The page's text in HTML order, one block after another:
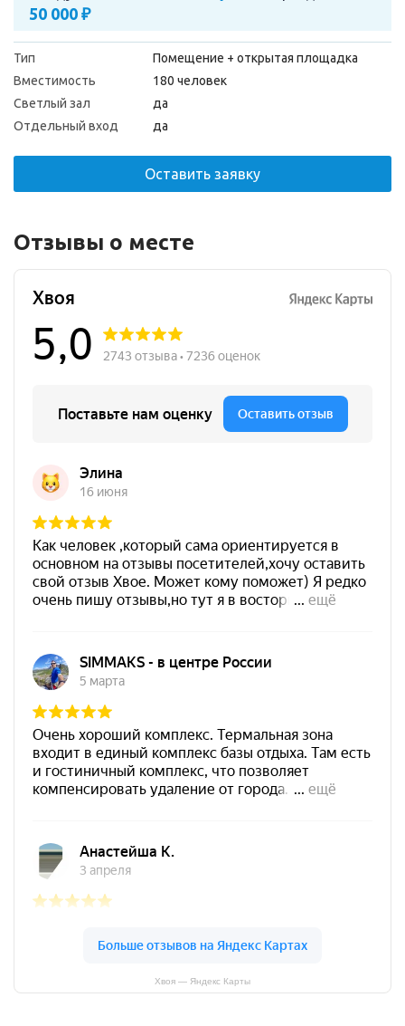
50 000 ₽
Тип
Помещение + открытая площадка
Вместимость
180 человек
Светлый зал
да
Отдельный вход
да
Оставить заявку
Отзывы о месте
Хвоя — Яндекс Карты